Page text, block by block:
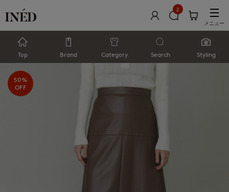
2
メニュー
Top Brand Category Search Styling
50%
OFF